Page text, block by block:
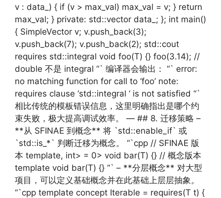
v : data_) { if (v > max_val) max_val = v; } return
max_val; } private: std::vector data_; }; int main()
{ SimpleVector v; v.push_back(3);
v.push_back(7); v.push_back(2); std::cout
requires std::integral void foo(T) {} foo(3.14); //
double 不是 integral “` 编译器会输出： “` error:
no matching function for call to ‘foo’ note:
requires clause ‘std::integral ‘ is not satisfied “`
相比传统的模板错误信息，这里明确指出是哪个约
束失败，极大提高调试效率。 — ## 8. 迁移策略 –
**从 SFINAE 到概念** 将 `std::enable_if` 或
`std::is_*` 判断迁移为概念。 “`cpp // SFINAE 版
本 template, int> = 0> void bar(T) {} // 概念版本
template void bar(T) {} “` – **分层概念** 对大型
项目，可以定义基础概念并在此基础上层层抽象。
“`cpp template concept Iterable = requires(T t) {